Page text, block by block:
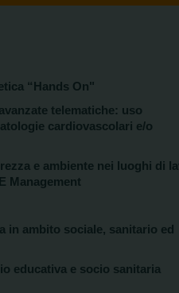
“Hands On"
telematiche: uso
cardiovascolari e/o
e ambiente nei luoghi di
Management
in ambito sociale, sanitario ed
educativa e socio sanitaria